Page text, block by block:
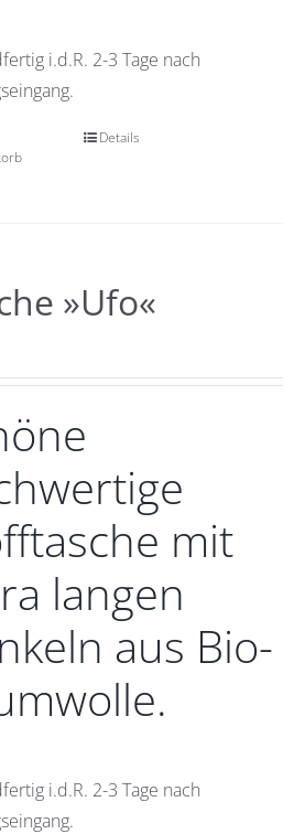
i.d.R. 2-3 Tage nach
Details
»Ufo«
mit
langen
aus Bio-
i.d.R. 2-3 Tage nach